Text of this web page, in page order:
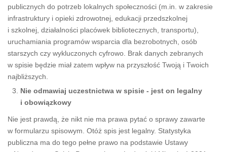
publicznych do potrzeb lokalnych społeczności (m.in. w zakresie
infrastruktury i opieki zdrowotnej, edukacji przedszkolnej
i szkolnej, działalności placówek bibliotecznych, transportu),
uruchamiania programów wsparcia dla bezrobotnych, osób
starszych czy wykluczonych cyfrowo. Brak danych zebranych
w spisie będzie miał zatem wpływ na przyszłość Twoją i Twoich
najbliższych.
Nie odmawiaj uczestnictwa w spisie - jest on legalny
i obowiązkowy
Nie jest prawdą, że nikt nie ma prawa pytać o sprawy zawarte
w formularzu spisowym. Otóż spis jest legalny. Statystyka
publiczna ma do tego pełne prawo na podstawie Ustawy